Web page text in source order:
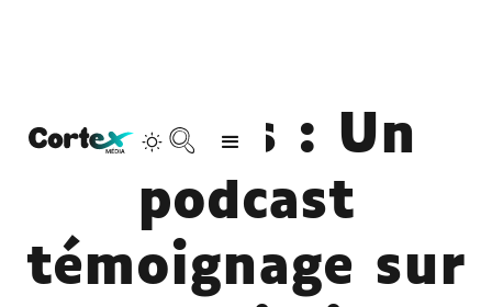
Captifs : Un
podcast
témoignage sur